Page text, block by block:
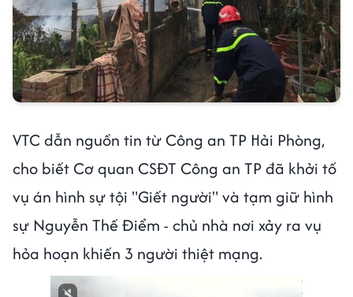
VTC dẫn nguồn tin từ Công an TP Hải Phòng,
cho biết Cơ quan CSĐT Công an TP đã khởi tố
vụ án hình sự tội "Giết người" và tạm giữ hình
sự Nguyễn Thế Điểm - chủ nhà nơi xảy ra vụ
hỏa hoạn khiến 3 người thiệt mạng.